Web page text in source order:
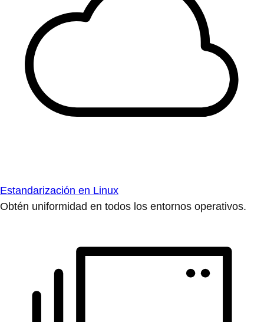
Estandarización en Linux
Obtén uniformidad en todos los entornos operativos.